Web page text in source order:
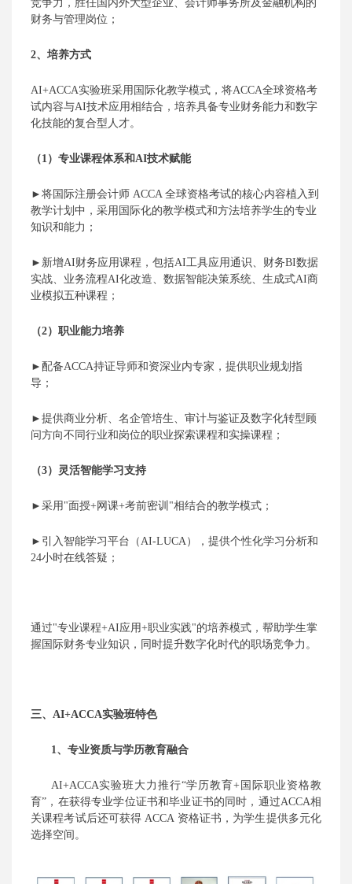
竞争力，胜任国内外大型企业、会计师事务所及金融机构的
财务与管理岗位 ；
2、培养方式
AI+ACCA实验班采用国际化教学模式，将ACCA全球资格考
试内容与AI技术应用相结合，培养具备专业财务能力和数字
化技能的复合型人才。
（1） 专业课程体系和AI技术赋能
►将国际注册会计师 ACCA 全球资格考试的核心内容植入到
教学计划中，采用国际化的教学模式和方法培养学生的专业
知识和能力；
► 新增AI财务应用课程，包括AI工具应用通识、 财务BI数据
实战、 业务流程AI化改造、数据智能决策系统、生成式AI商
业模拟五种课程 ；
（2） 职业能力培养
► 配备ACCA持证导师和资深业内专家，提供职业规划指
导 ；
► 提供商业分析、名企管培生、审计与鉴证及数字化转型顾
问方向不同行业和岗位的职业探索课程和实操课程 ；
（3） 灵活智能学习支持
► 采用 "面授+网课+考前密训"相结合的教学模式 ；
► 引入智能学习平台（AI-LUCA），提供个性化学习分析和
24小时在线答疑 ；
通过"专业课程+AI应用+职业实践"的培养模式，帮助学生掌
握国际财务专业知识，同时提升数字化时代的职场竞争力。
三、 AI+ACCA实验班特色
1、专业资质与学历教育融合
AI+ACCA实验班大力推行“学历教育+国际职业资格教
育”，在获得专业学位证书和毕业证书的同时，通过ACCA相
关课程考试后还可获得 ACCA 资格证书，为学生提供多元化
选择空间。